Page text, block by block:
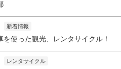
新着情報
を使った観光、レンタサイクル！
レンタサイクル